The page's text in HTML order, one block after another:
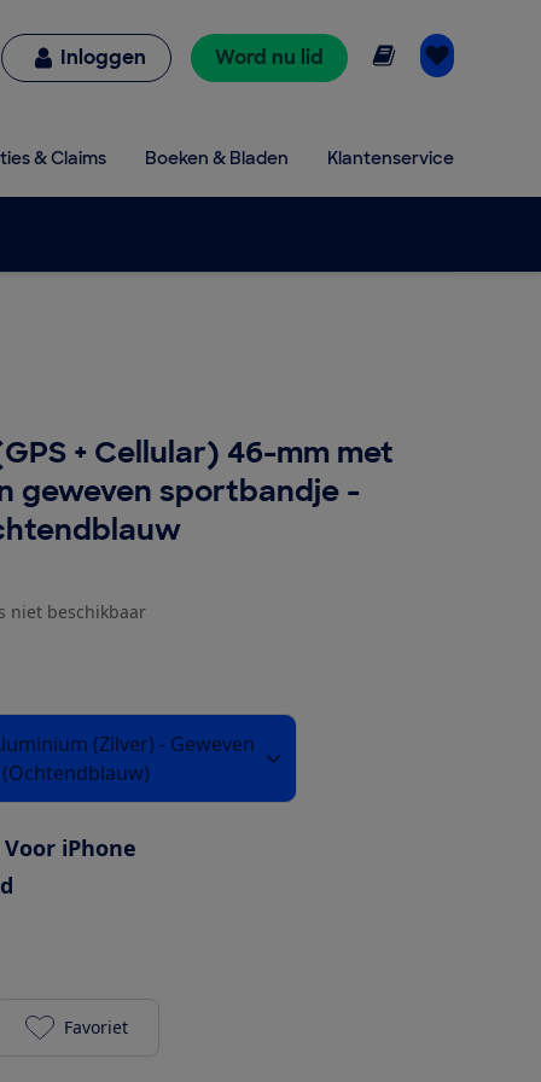
Inloggen Word nu lid Online lezen
& Claims Boeken & Bladen Klantenservice
+ Cellular) 46-mm met
geweven sportbandje -
niet beschikbaar
(Zilver) - Geweven
Voor iPhone
Apple Watch Series 10 (GPS + Cellular) 46-mm
Favoriet